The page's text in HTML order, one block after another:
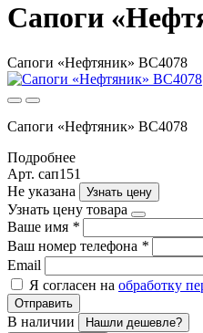
Сапоги
Сапоги «Нефтяник» ВС4078
Сапоги «Нефтяник» ВС4078
Подробнее
Арт. сап151
Не указана
Узнать цену
Узнать цену товара
Ваше имя *
Ваш номер телефона *
Email
Я согласен на обработку
Отправить
В наличии
Нашли дешевле?